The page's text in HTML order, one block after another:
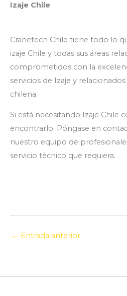
Izaje Chile
Cranetech Chile tiene todo lo
izaje Chile y todas sus áreas
comprometidos con la
servicios de Izaje y
chilena.
Si está necesitando Izaje Chile
encontrarlo. Póngase en
nuestro equipo de
servicio técnico que requiera.
← Entrada anterior